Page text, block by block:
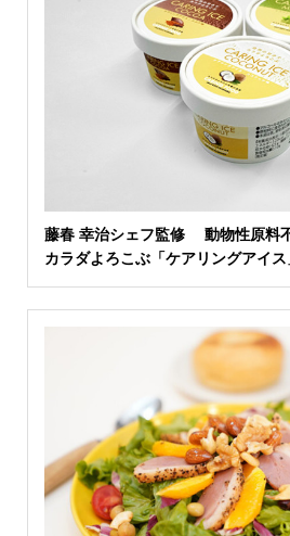
藤春 幸治シェフ監修 動物性原料
カラダよろこぶ「ケアリングアイ